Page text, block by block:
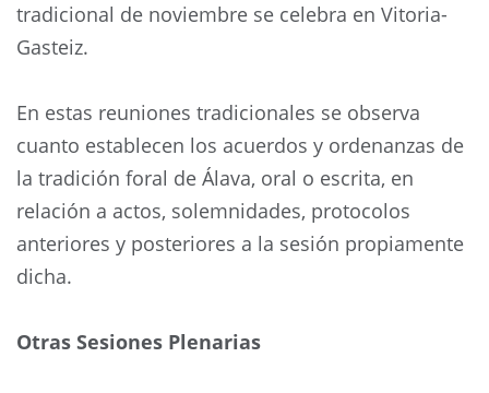
tradicional de noviembre se celebra en Vitoria-
Gasteiz.
En estas reuniones tradicionales se observa
cuanto establecen los acuerdos y ordenanzas de
la tradición foral de Álava, oral o escrita, en
relación a actos, solemnidades, protocolos
anteriores y posteriores a la sesión propiamente
dicha.
Otras Sesiones Plenarias